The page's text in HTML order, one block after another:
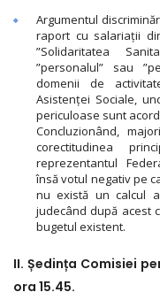
Argumentul
raport cu salariații
”Solidaritatea
”personalul” sau
domenii de
Asistenței Sociale,
periculoase sunt
Concluzionând,
corectitudinea
reprezentantul
însă votul negativ pe
nu există un calcul
judecând după acest
bugetul existent.
II. Ședința Comisiei
ora 15.45.